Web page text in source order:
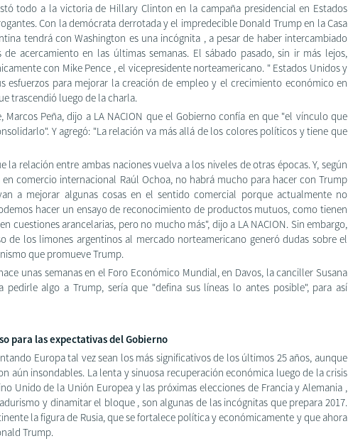
todo a la victoria de Hillary Clinton en la campaña presidencial en Estados
Con la demócrata derrotada y el impredecible Donald Trump en la Casa
tendrá con Washington es una incógnita , a pesar de haber intercambiado
acercamiento en las últimas semanas. El sábado pasado, sin ir más lejos,
con Mike Pence , el vicepresidente norteamericano. " Estados Unidos y
esfuerzos para mejorar la creación de empleo y el crecimiento económico en
trascendió luego de la charla.
Marcos Peña, dijo a LA NACION que el Gobierno confía en que "el vínculo que
Y agregó: "La relación va más allá de los colores políticos y tiene que
la relación entre ambas naciones vuelva a los niveles de otras épocas. Y, según
comercio internacional Raúl Ochoa, no habrá mucho para hacer con Trump
a mejorar algunas cosas en el sentido comercial porque actualmente no
hacer un ensayo de reconocimiento de productos mutuos, como tienen
cuestiones arancelarias, pero no mucho más", dijo a LA NACION. Sin embargo,
de los limones argentinos al mercado norteamericano generó dudas sobre el
que promueve Trump.
unas semanas en el Foro Económico Mundial, en Davos, la canciller Susana
pedirle algo a Trump, sería que "defina sus líneas lo antes posible", para así
para las expectativas del Gobierno
Europa tal vez sean los más significativos de los últimos 25 años, aunque
aún insondables. La lenta y sinuosa recuperación económica luego de la crisis
Unido de la Unión Europea y las próximas elecciones de Francia y Alemania ,
y dinamitar el bloque , son algunas de las incógnitas que prepara 2017.
la figura de Rusia, que se fortalece política y económicamente y que ahora
Trump.